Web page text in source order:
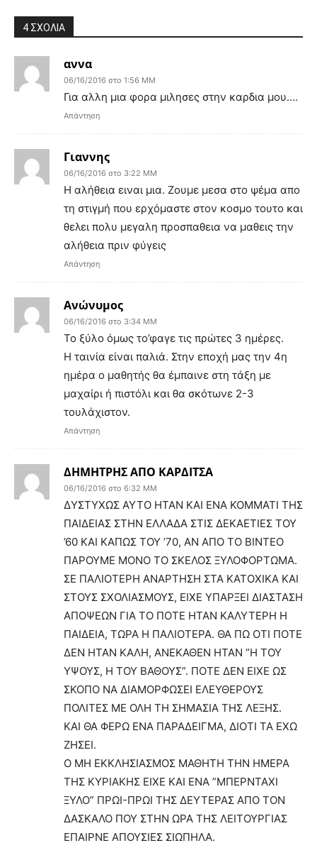
4 ΣΧΟΛΙΑ
αννα
06/16/2016 στο 1:56 ΜΜ
Για αλλη μια φορα μιλησες στην καρδια μου….
Απάντηση
Γιαννης
06/16/2016 στο 3:22 ΜΜ
Η αλήθεια ειναι μια. Ζουμε μεσα στο ψέμα απο
τη στιγμή που ερχόμαστε στον κοσμο τουτο και
θελει πολυ μεγαλη προσπαθεια να μαθεις την
αλήθεια πριν φύγεις
Απάντηση
Ανώνυμος
06/16/2016 στο 3:34 ΜΜ
Το ξύλο όμως το’φαγε τις πρώτες 3 ημέρες.
Η ταινία είναι παλιά. Στην εποχή μας την 4η
ημέρα ο μαθητής θα έμπαινε στη τάξη με
μαχαίρι ή πιστόλι και θα σκότωνε 2-3
τουλάχιστον.
Απάντηση
ΔΗΜΗΤΡΗΣ ΑΠΟ ΚΑΡΔΙΤΣΑ
06/16/2016 στο 6:32 ΜΜ
ΔΥΣΤΥΧΩΣ ΑΥΤΟ ΗΤΑΝ ΚΑΙ ΕΝΑ ΚΟΜΜΑΤΙ ΤΗΣ
ΠΑΙΔΕΙΑΣ ΣΤΗΝ ΕΛΛΑΔΑ ΣΤΙΣ ΔΕΚΑΕΤΙΕΣ ΤΟΥ
’60 ΚΑΙ ΚΑΠΩΣ ΤΟΥ ’70, ΑΝ ΑΠΟ ΤΟ ΒΙΝΤΕΟ
ΠΑΡΟΥΜΕ ΜΟΝΟ ΤΟ ΣΚΕΛΟΣ ΞΥΛΟΦΟΡΤΩΜΑ.
ΣΕ ΠΑΛΙΟΤΕΡΗ ΑΝΑΡΤΗΣΗ ΣΤΑ ΚΑΤΟΧΙΚΑ ΚΑΙ
ΣΤΟΥΣ ΣΧΟΛΙΑΣΜΟΥΣ, ΕΙΧΕ ΥΠΑΡΞΕΙ ΔΙΑΣΤΑΣΗ
ΑΠΟΨΕΩΝ ΓΙΑ ΤΟ ΠΟΤΕ ΗΤΑΝ ΚΑΛΥΤΕΡΗ Η
ΠΑΙΔΕΙΑ, ΤΩΡΑ Η ΠΑΛΙΟΤΕΡΑ. ΘΑ ΠΩ ΟΤΙ ΠΟΤΕ
ΔΕΝ ΗΤΑΝ ΚΑΛΗ, ΑΝΕΚΑΘΕΝ ΗΤΑΝ ”Η ΤΟΥ
ΥΨΟΥΣ, Η ΤΟΥ ΒΑΘΟΥΣ”. ΠΟΤΕ ΔΕΝ ΕΙΧΕ ΩΣ
ΣΚΟΠΟ ΝΑ ΔΙΑΜΟΡΦΩΣΕΙ ΕΛΕΥΘΕΡΟΥΣ
ΠΟΛΙΤΕΣ ΜΕ ΟΛΗ ΤΗ ΣΗΜΑΣΙΑ ΤΗΣ ΛΕΞΗΣ.
ΚΑΙ ΘΑ ΦΕΡΩ ΕΝΑ ΠΑΡΑΔΕΙΓΜΑ, ΔΙΟΤΙ ΤΑ ΕΧΩ
ΖΗΣΕΙ.
Ο ΜΗ ΕΚΚΛΗΣΙΑΣΜΟΣ ΜΑΘΗΤΗ ΤΗΝ ΗΜΕΡΑ
ΤΗΣ ΚΥΡΙΑΚΗΣ ΕΙΧΕ ΚΑΙ ΕΝΑ ”ΜΠΕΡΝΤΑΧΙ
ΞΥΛΟ” ΠΡΩΙ-ΠΡΩΙ ΤΗΣ ΔΕΥΤΕΡΑΣ ΑΠΟ ΤΟΝ
ΔΑΣΚΑΛΟ ΠΟΥ ΣΤΗΝ ΩΡΑ ΤΗΣ ΛΕΙΤΟΥΡΓΙΑΣ
ΕΠΑΙΡΝΕ ΑΠΟΥΣΙΕΣ ΣΙΩΠΗΛΑ.